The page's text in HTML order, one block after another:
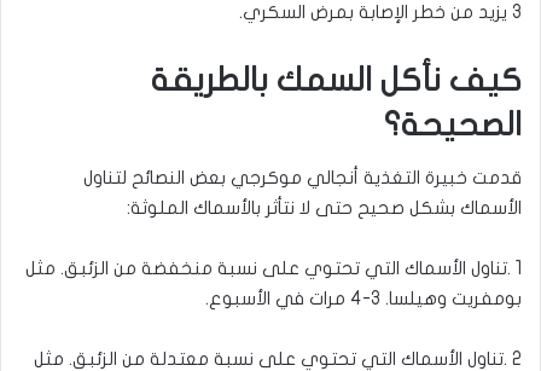
3 يزيد من خطر الإصابة بمرض السكري .
كيف نأكل السمك بالطريقة
الصحيحة؟
قدمت خبيرة التغذية أنجالي موكرجي بعض النصائح لتناول
الأسماك بشكل صحيح حتى لا نتأثر بالأسماك الملوثة:
1
.تناول الأسماك التي تحتوي على نسبة منخفضة من الزئبق. مثل
بومفريت وهيلسا. 3-4 مرات في الأسبوع
.
2
.تناول الأسماك التي تحتوي على نسبة معتدلة من الزئبق. مثل